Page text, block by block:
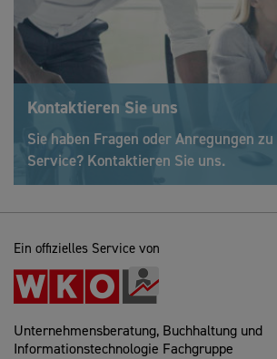
Kontaktieren Sie uns
Sie haben Fragen oder Anregungen
Service? Kontaktieren Sie uns.
Ein offizielles Service von
Unternehmensberatung, Buchhaltung und
Informationstechnologie Fachgruppe